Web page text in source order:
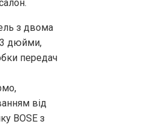
з двома
дюйми,
передач
від
BOSE з